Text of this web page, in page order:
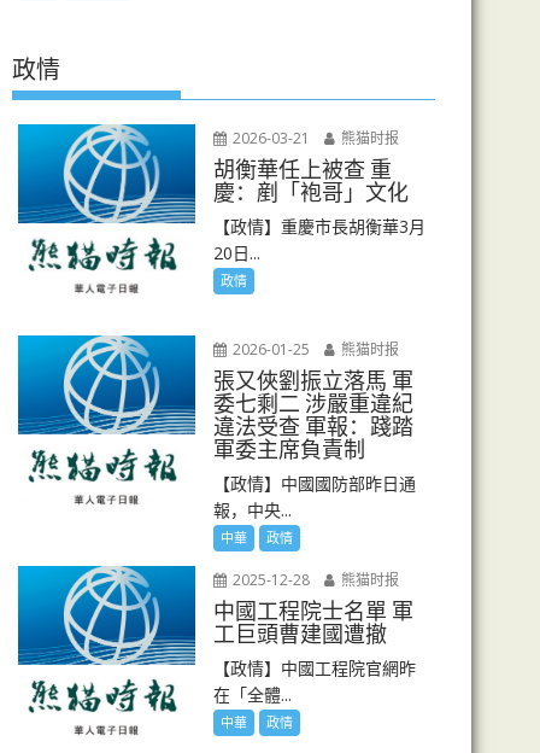
政情
2026-03-21 熊猫时报
胡衡華任上被查 重
慶：剷「袍哥」文化
【政情】重慶市長胡衡華3月
20日...
政情
2026-01-25 熊猫时报
張又俠劉振立落馬 軍
委七剩二 涉嚴重違紀
違法受查 軍報：踐踏
軍委主席負責制
【政情】中國國防部昨日通
報，中央...
中華 政情
2025-12-28 熊猫时报
中國工程院士名單 軍
工巨頭曹建國遭撤
【政情】中國工程院官網昨
在「全體...
中華 政情